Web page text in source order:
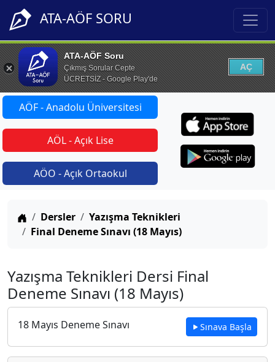
ATA-AÖF SORU
ATA-AÖF Soru
Çıkmış Sorular Cepte
ÜCRETSİZ - Google Play'de
AÇ
AÖF - Anadolu Üniversitesi
AÖL - Açık Lise
AÖO - Açık Ortaokul
Anasayfa
Dersler
Yazışma Teknikleri
Final Deneme Sınavı (18 Mayıs)
Yazışma Teknikleri Dersi Final
Deneme Sınavı (18 Mayıs)
18 Mayıs Deneme Sınavı Sınava Başla